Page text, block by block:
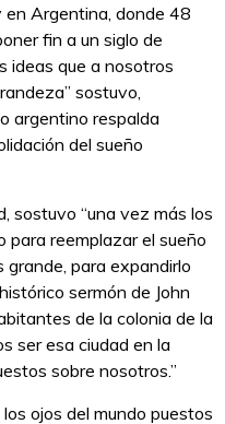
Argentina, donde 48
fin a un siglo de
ideas que a nosotros
sostuvo,
argentino respalda
del sueño
sostuvo “una vez más los
reemplazar el sueño
grande, para expandirlo
sermón de John
de la colonia de la
ser esa ciudad en la
sobre nosotros.”
ojos del mundo puestos